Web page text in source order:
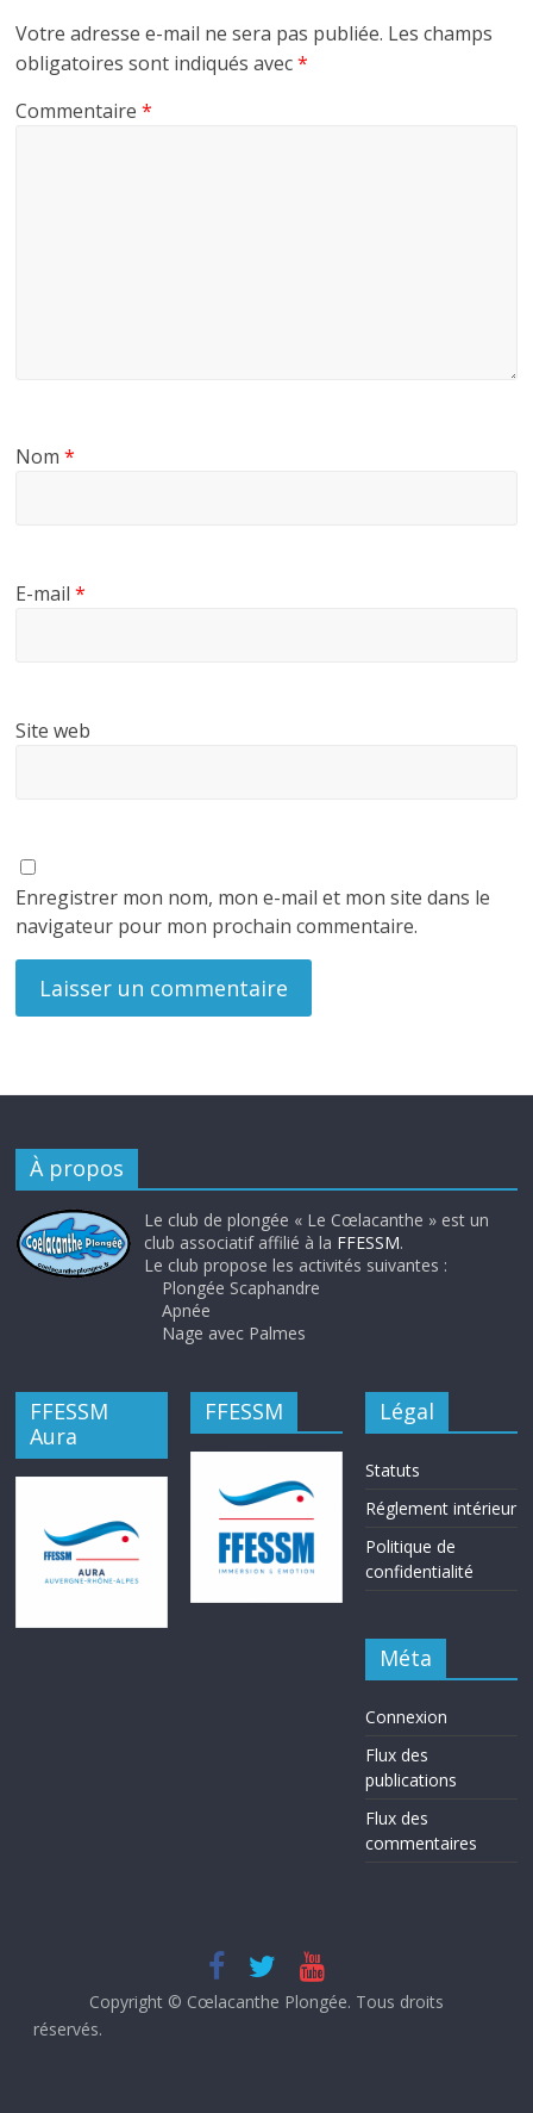
Votre adresse e-mail ne sera pas publiée. Les champs
obligatoires sont indiqués avec*
Commentaire*
Nom*
E-mail*
Site web
Enregistrer mon nom, mon e-mail et mon site dans le
navigateur pour mon prochain commentaire.
À propos
Le club de plongée « Le Cœlacanthe » est un
club associatif affilié à la FFESSM.
Le club propose les activités suivantes :
Plongée Scaphandre
Apnée
Nage avec Palmes
FFESSM
Aura
FFESSM Légal
Statuts
Réglement intérieur
Politique de
confidentialité
Méta
Connexion
Flux des
publications
Flux des
commentaires